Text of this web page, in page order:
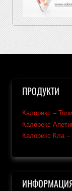
ПРОДУКТИ
Калорекс –
Калорекс
Калорекс Кла